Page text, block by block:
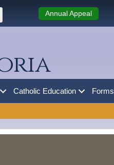
Annual Appeal
Catholic Education Forms